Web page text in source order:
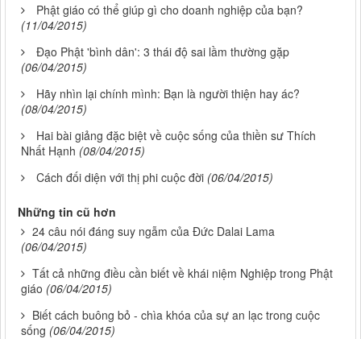
Phật giáo có thể giúp gì cho doanh nghiệp của bạn?
(11/04/2015)
Đạo Phật 'bình dân': 3 thái độ sai lầm thường gặp
(06/04/2015)
Hãy nhìn lại chính mình: Bạn là người thiện hay ác?
(08/04/2015)
Hai bài giảng đặc biệt về cuộc sống của thiền sư Thích
Nhất Hạnh (08/04/2015)
Cách đối diện với thị phi cuộc đời (06/04/2015)
Những tin cũ hơn
24 câu nói đáng suy ngẫm của Đức Dalai Lama
(06/04/2015)
Tất cả những điều cần biết về khái niệm Nghiệp trong Phật
giáo (06/04/2015)
Biết cách buông bỏ - chìa khóa của sự an lạc trong cuộc
sống (06/04/2015)